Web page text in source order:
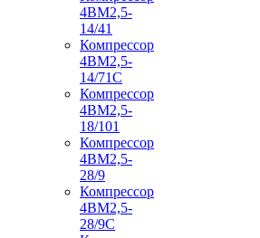
4ВМ2,5-
14/41
Компрессор
4ВМ2,5-
14/71C
Компрессор
4ВМ2,5-
18/101
Компрессор
4ВМ2,5-
28/9
Компрессор
4ВМ2,5-
28/9С